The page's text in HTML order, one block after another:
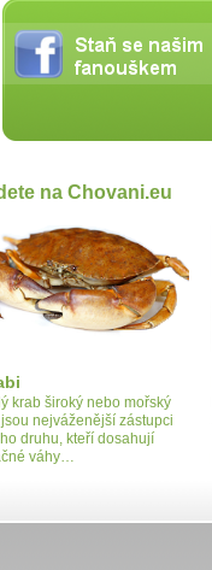
na Chovani.eu
krab široký nebo mořský
nejváženější zástupci
druhu, kteří dosahují
váhy…